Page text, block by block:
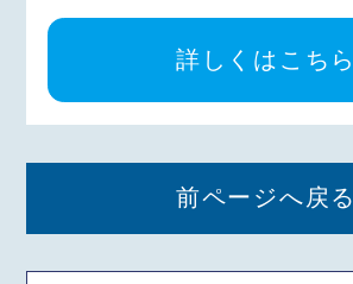
詳しくはこちら
前ページへ戻る